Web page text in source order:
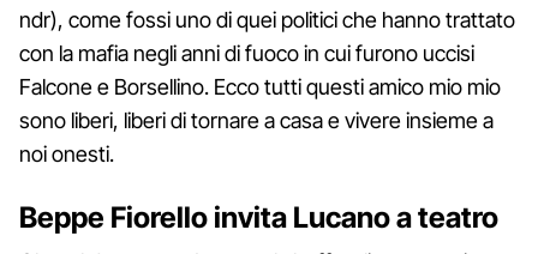
ndr), come fossi uno di quei politici che hanno trattato
con la mafia negli anni di fuoco in cui furono uccisi
Falcone e Borsellino. Ecco tutti questi amico mio mio
sono liberi, liberi di tornare a casa e vivere insieme a
noi onesti.
Beppe Fiorello invita Lucano a teatro